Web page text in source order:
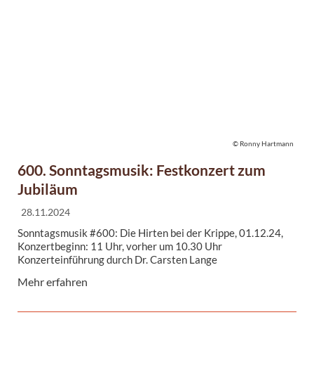
600. Sonntagsmusik: Festkonzert zum
Jubiläum
28.11.2024
Sonntagsmusik #600: Die Hirten bei der Krippe, 01.12.24,
Konzertbeginn: 11 Uhr, vorher um 10.30 Uhr
Konzerteinführung durch Dr. Carsten Lange
Mehr erfahren
© Ronny Hartmann